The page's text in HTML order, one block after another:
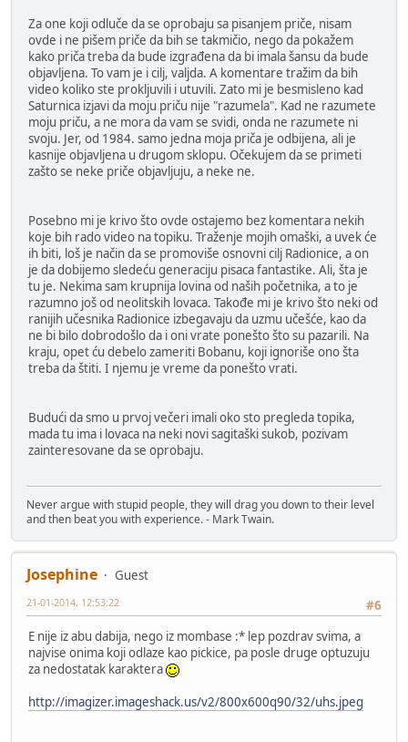
Za one koji odluče da se oprobaju sa pisanjem priče, nisam
ovde i ne pišem priče da bih se takmičio, nego da pokažem
kako priča treba da bude izgrađena da bi imala šansu da bude
objavljena. To vam je i cilj, valjda. A komentare tražim da bih
video koliko ste prokljuvili i utuvili. Zato mi je besmisleno kad
Saturnica izjavi da moju priču nije "razumela". Kad ne razumete
moju priču, a ne mora da vam se svidi, onda ne razumete ni
svoju. Jer, od 1984. samo jedna moja priča je odbijena, ali je
kasnije objavljena u drugom sklopu. Očekujem da se primeti
zašto se neke priče objavljuju, a neke ne.
Posebno mi je krivo što ovde ostajemo bez komentara nekih
koje bih rado video na topiku. Traženje mojih omaški, a uvek će
ih biti, loš je način da se promoviše osnovni cilj Radionice, a on
je da dobijemo sledeću generaciju pisaca fantastike. Ali, šta je
tu je. Nekima sam krupnija lovina od naših početnika, a to je
razumno još od neolitskih lovaca. Takođe mi je krivo što neki od
ranijih učesnika Radionice izbegavaju da uzmu učešće, kao da
ne bi bilo dobrodošlo da i oni vrate ponešto što su pazarili. Na
kraju, opet ću debelo zameriti Bobanu, koji ignoriše ono šta
treba da štiti. I njemu je vreme da ponešto vrati.
Budući da smo u prvoj večeri imali oko sto pregleda topika,
mada tu ima i lovaca na neki novi sagitaški sukob, pozivam
zainteresovane da se oprobaju.
Never argue with stupid people, they will drag you down to their level
and then beat you with experience. - Mark Twain.
Josephine
Guest
#6
21-01-2014, 12:53:22
E nije iz abu dabija, nego iz mombase :* lep pozdrav svima, a
najvise onima koji odlaze kao pickice, pa posle druge optuzuju
za nedostatak karaktera
http://imagizer.imageshack.us/v2/800x600q90/32/uhs.jpeg